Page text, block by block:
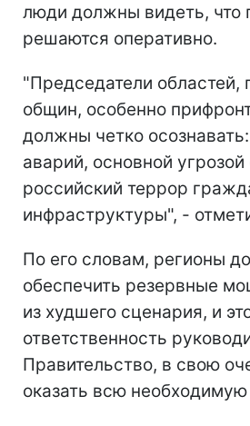
люди должны видеть, что
решаются оперативно.
"Председатели областей,
общин, особенно
должны четко
аварий, основной угрозой
российский террор
инфраструктуры", -
По его словам, регионы
обеспечить резервные
из худшего сценария, и
ответственность
Правительство, в свою
оказать всю